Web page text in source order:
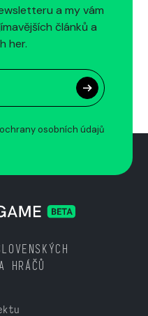
a my vám
článků a
her.
osobních údajů
HRÁČŮ